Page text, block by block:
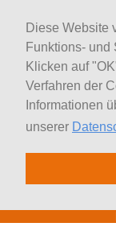
Diese Website
Funktions- und
Klicken auf
Verfahren der
Informationen
unserer
Vorträge /
© 2026 H&S